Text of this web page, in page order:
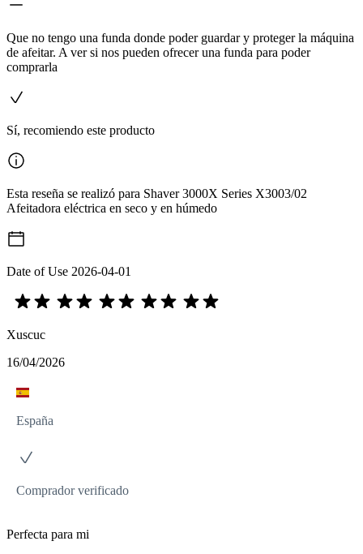
Que no tengo una funda donde poder guardar y proteger la máquina
de afeitar. A ver si nos pueden ofrecer una funda para poder
comprarla
Sí, recomiendo este producto
Esta reseña se realizó para Shaver 3000X Series X3003/02
Afeitadora eléctrica en seco y en húmedo
Date of Use 2026-04-01
Xuscuc
16/04/2026
España
Comprador verificado
Perfecta para mi